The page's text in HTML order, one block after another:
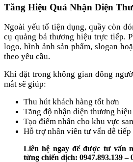
Tăng Hiệu Quả Nhận Diện
Ngoài yếu tố tiện dụng, quầy còn
cụ quảng bá thương hiệu trực tiếp.
logo, hình ảnh sản phẩm, slogan
theo yêu cầu.
Khi đặt trong không gian đông
mắt sẽ giúp:
Thu hút khách hàng tốt hơn
Tăng độ nhận diện thương hiệu
Tạo điểm nhấn cho khu vực
Hỗ trợ nhân viên tư vấn dễ tiếp
Liên hệ ngay để được tư vấn
từng chiến dịch: 0947.893.139 –